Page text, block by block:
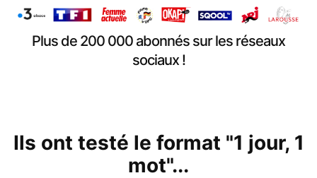
Plus de 200 000 abonnés sur les réseaux
sociaux !
Ils ont testé le format "1 jour, 1
mot"...